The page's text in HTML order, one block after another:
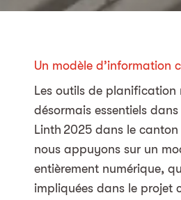
Un modèle d’information
Les outils de planification
désormais essentiels
Linth 2025 dans le
nous appuyons sur un
entièrement numérique,
impliquées dans le projet